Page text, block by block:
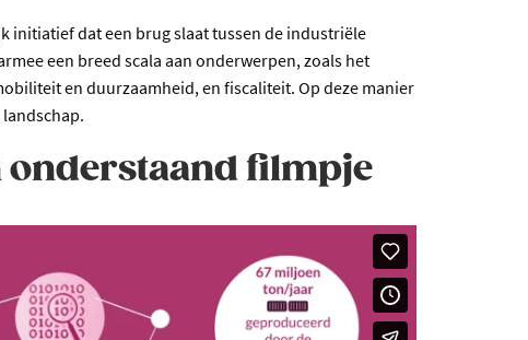
initiatief dat een brug slaat tussen de industriële
een breed scala aan onderwerpen, zoals het
en duurzaamheid, en fiscaliteit. Op deze manier
onderstaand filmpje